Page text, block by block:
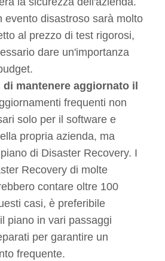
evento disastroso sarà molto
al prezzo di test rigorosi,
dare un'importanza
mantenere aggiornato il
frequenti non
solo per il software e
propria azienda, ma
di Disaster Recovery. I
Recovery di molte
contare oltre 100
casi, è preferibile
piano in vari passaggi
per garantire un
frequente.